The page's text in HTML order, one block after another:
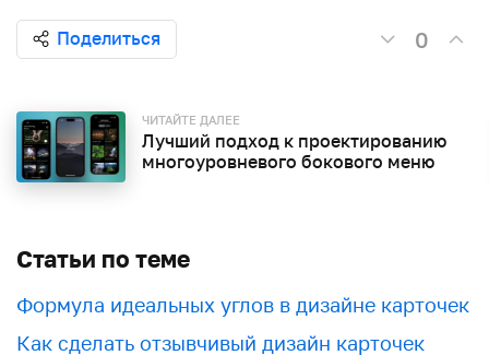
Поделиться 0
ЧИТАЙТЕ ДАЛЕЕ
Лучший подход к проектированию
многоуровневого бокового меню
Статьи по теме
Формула идеальных углов в дизайне карточек
Как сделать отзывчивый дизайн карточек